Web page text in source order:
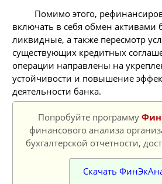
Помимо этого,
включать в себя обмен активами
ликвидные, а также пересмотр
существующих кредитных
операции направлены на
устойчивости и повышение
деятельности банка.
Попробуйте программу
финансового анализа
бухгалтерской отчетности,
Скачать